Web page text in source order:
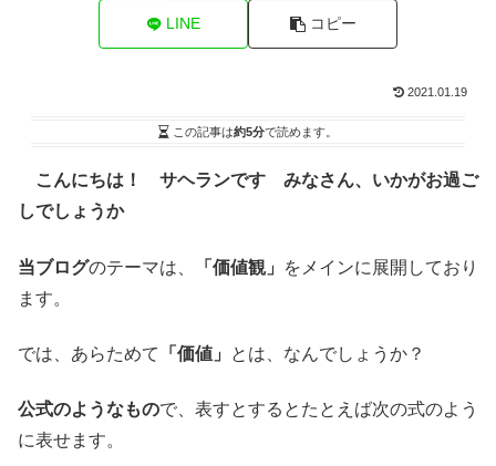
LINE コピー
2021.01.19
この記事は約5分で読めます。
こんにちは！ サヘランです みなさん、いかがお過ご
しでしょうか
当ブログのテーマは、 「価値観」
をメインに展開しており
ます。
では、あらためて 「価値」 とは、なんでしょうか？
公式のようなもので、表すとするとたとえば次の式のよう
に表せます。